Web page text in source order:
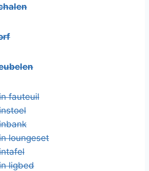
fauteuil
loungeset
ligbed